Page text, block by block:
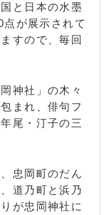
と日本の水墨
が展示されて
すので、毎回
神社」の木々
まれ、俳句フ
尾・汀子の三
忠岡町のだん
道乃町と浜乃
が忠岡神社に